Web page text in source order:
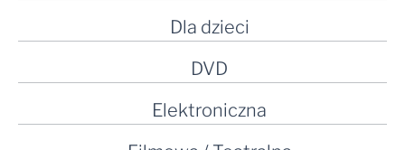
Dla dzieci
DVD
Elektroniczna